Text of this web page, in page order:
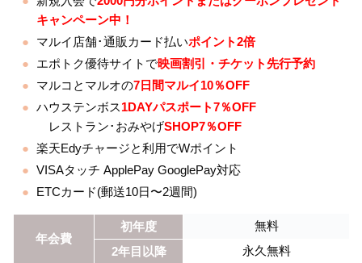
キャンペーン中！
マルイ店舗･通販カード払いポイント2倍
エポトク優待サイトで映画割引・チケット先行予約
マルコとマルオの7日間マルイ10％OFF
ハウステンボス1DAYパスポート7％OFF
レストラン･おみやげSHOP7％OFF
楽天Edyチャージと利用でWポイント
VISAタッチ ApplePay GooglePay対応
ETCカード(郵送10日〜2週間)
年会費
初年度
無料
2年目以降
永久無料